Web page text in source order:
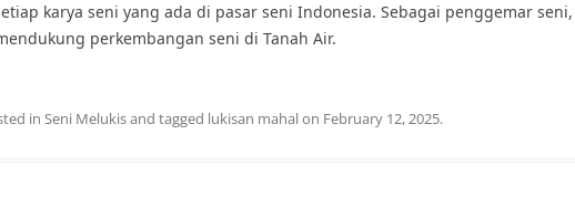
karya seni yang ada di pasar seni Indonesia. Sebagai penggemar seni,
perkembangan seni di Tanah Air.
in Seni Melukisand tagged lukisan mahalon February 12, 2025.